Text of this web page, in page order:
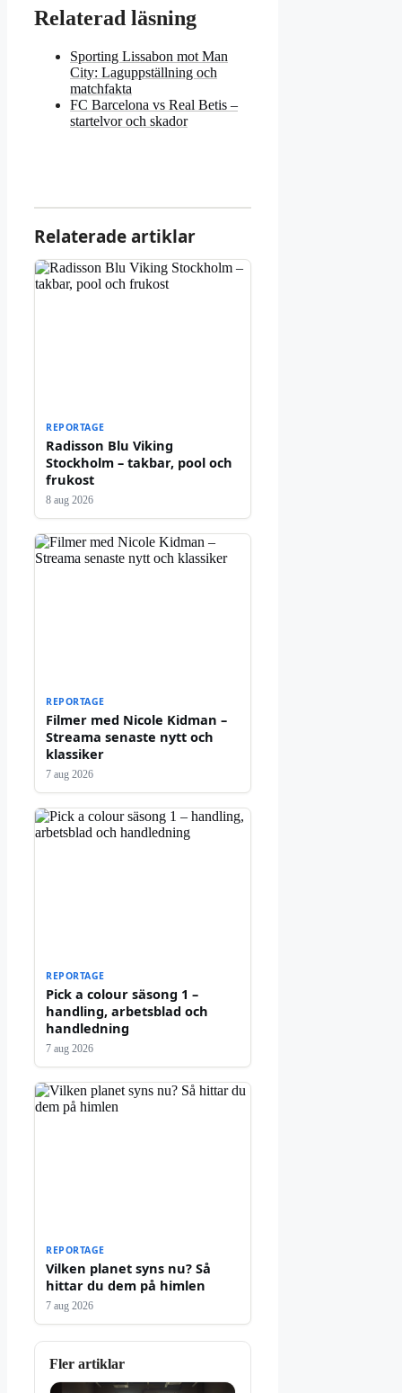
Relaterad läsning
Sporting Lissabon mot Man
City: Laguppställning och
matchfakta
FC Barcelona vs Real Betis –
startelvor och skador
Relaterade artiklar
REPORTAGE
Radisson Blu Viking
Stockholm – takbar, pool och
frukost
8 aug 2026
REPORTAGE
Filmer med Nicole Kidman –
Streama senaste nytt och
klassiker
7 aug 2026
REPORTAGE
Pick a colour säsong 1 –
handling, arbetsblad och
handledning
7 aug 2026
REPORTAGE
Vilken planet syns nu? Så
hittar du dem på himlen
7 aug 2026
Fler artiklar